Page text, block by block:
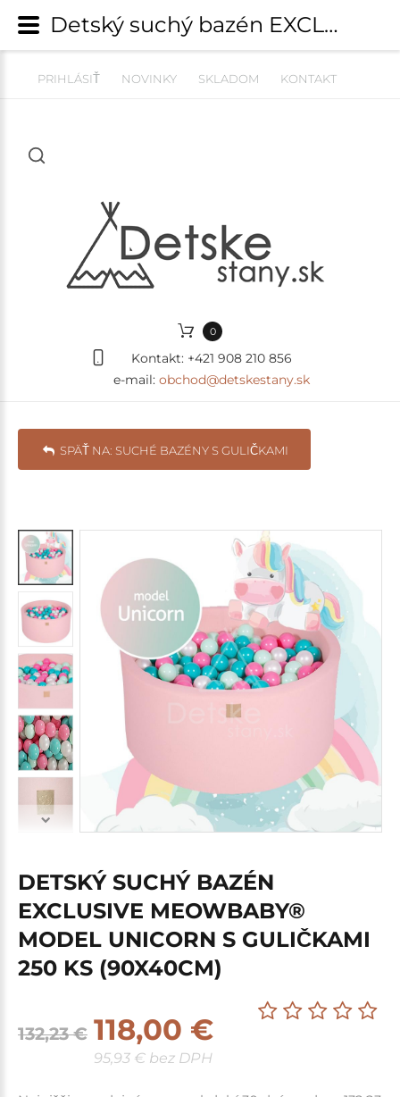
PRIHLÁSIŤ NOVINKY SKLADOM KONTAKT
0
Kontakt: +421 908 210 856
e-mail: obchod@detskestany.sk
SPÄŤ NA: SUCHÉ BAZÉNY S GULIČKAMI
DETSKÝ SUCHÝ BAZÉN
EXCLUSIVE MEOWBABY®
MODEL UNICORN S GULIČKAMI
250 KS (90X40CM)
132,23 € 118,00 €
95,93 € bez DPH
Detský suchý bazén EXCLUSIVE MeowBaby® model Unicorn s guličkami 250 ks (90x40cm) | Suché bazény s guličkami | detskestany.sk